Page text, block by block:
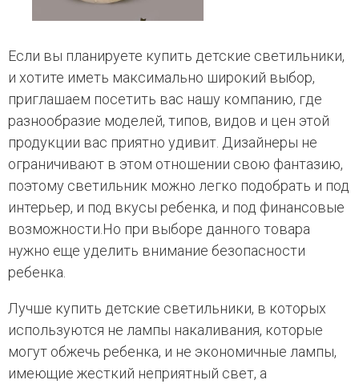
Если вы планируете купить детские светильники,
и хотите иметь максимально широкий выбор,
приглашаем посетить вас нашу компанию, где
разнообразие моделей, типов, видов и цен этой
продукции вас приятно удивит. Дизайнеры не
ограничивают в этом отношении свою фантазию,
поэтому светильник можно легко подобрать и под
интерьер, и под вкусы ребенка, и под финансовые
возможности.Но при выборе данного товара
нужно еще уделить внимание безопасности
ребенка.
Лучше купить детские светильники, в которых
используются не лампы накаливания, которые
могут обжечь ребенка, и не экономичные лампы,
имеющие жесткий неприятный свет, а